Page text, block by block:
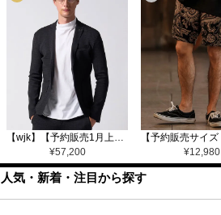
【wjk】【予約販売1月上旬～中旬入荷】function knit jacket(jacquard check) ニットジャケット(207 mw08j)
¥57,200
¥12,980
人気・新着・注目から探す